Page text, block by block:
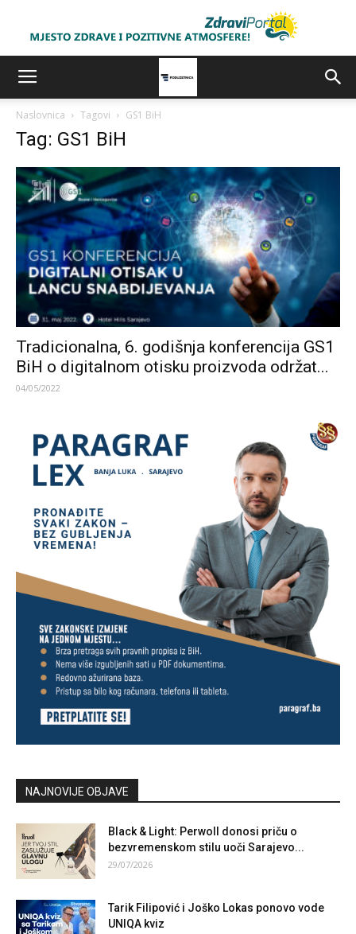
Naslovnica Tagovi GS1 BiH
Tag: GS1 BiH
Tradicionalna, 6. godišnja konferencija GS1
BiH o digitalnom otisku proizvoda održat...
04/05/2022
NAJNOVIJE OBJAVE
Black & Light: Perwoll donosi priču o
bezvremenskom stilu uoči Sarajevo...
29/07/2026
Tarik Filipović i Joško Lokas ponovo vode
UNIQA kviz